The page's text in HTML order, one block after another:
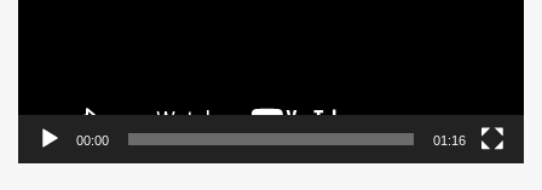
00:00 01:16